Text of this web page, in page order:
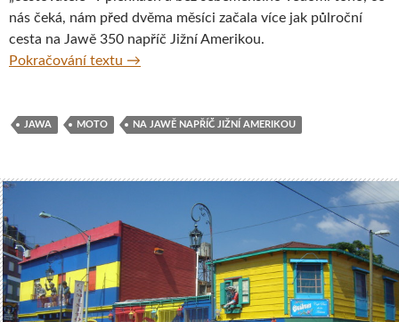
nás čeká, nám před dvěma měsíci začala více jak půlroční
cesta na Jawě 350 napříč Jižní Amerikou.
Pokračování textu Na Jawě napříč Jižní Amerikou ve stopách
→
JAWA MOTO NA JAWĚ NAPŘÍČ JIŽNÍ AMERIKOU